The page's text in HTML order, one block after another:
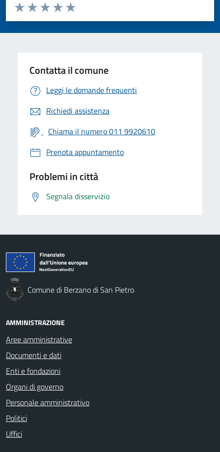
Valuta da 1 a 5 stelle la pagina
Valuta 5 stelle su 5
Valuta 4 stelle su 5
Valuta 3 stelle su 5
Valuta 2 stelle su 5
Valuta 1 stelle su 5
Contatta il comune
Leggi le domande frequenti
Richiedi assistenza
Chiama il numero 011 9920610
Prenota appuntamento
Problemi in città
Segnala disservizio
Comune di Berzano di San Pietro
AMMINISTRAZIONE
Aree amministrative
Documenti e dati
Enti e fondazioni
Organi di governo
Personale amministrativo
Politici
Uffici